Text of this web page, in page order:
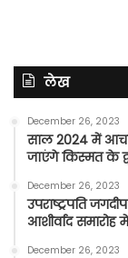
लेख
December 26, 2023
साल 2024 में
जाएंगे किस्मत के
December 26, 2023
उपराष्ट्रपति
आशीर्वाद समारोह
December 26, 2023